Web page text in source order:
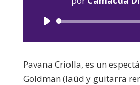
Pavana Criolla, es un
Goldman (laúd y guitarra